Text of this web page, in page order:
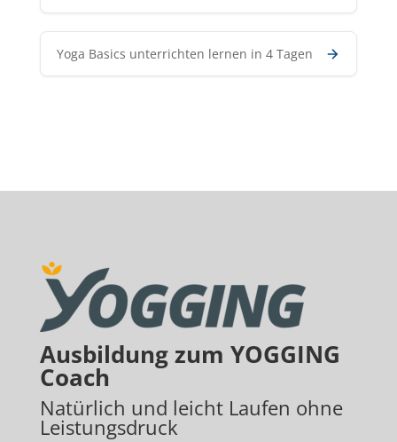
Yoga Basics unterrichten lernen in 4 Tagen
Ausbildung zum YOGGING
Coach
Natürlich und leicht Laufen ohne
Leistungsdruck